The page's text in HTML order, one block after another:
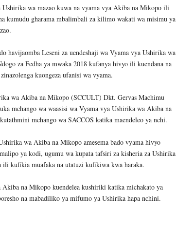
wa mazao kuwa na vyama vya Akiba na Mikopo ili
kumudu gharama mbalimbali za kilimo wakati wa misimu ya
havijaomba Leseni za uendeshaji wa Vyama vya Ushirika wa
za Fedha ya mwaka 2018 kufanya hivyo ili kuendana na
kuongeza ufanisi wa vyama.
wa Akiba na Mikopo (SCCULT) Dkt. Gervas Machimu
mchango wa waasisi wa Vyama vya Ushirika wa Akiba na
mchango wa SACCOS katika maendeleo ya nchi.
wa Akiba na Mikopo amesema bado vyama hivyo
ya kodi, ugumu wa kupata tafsiri za kisheria za Ushirika
ili kufikia muafaka na utatuzi kufikiwa kwa haraka.
na Mikopo kuendelea kushiriki katika michakato ya
na mabadiliko ya mifumo ya Ushirika hapa nchini.